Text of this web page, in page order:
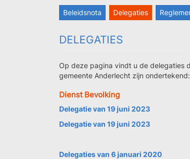
Beleidsnota Delegaties
DELEGATIES
Op deze pagina vindt u de delegaties
gemeente Anderlecht zijn ondertekend:
Dienst Bevolking
Delegatie van 19 juni 2023
Delegatie van 19 juni 2023
Delegaties van 6 januari 2020